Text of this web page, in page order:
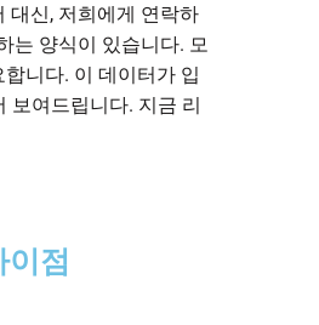
대신, 저희에게 연락하
는 양식이 있습니다. 모
니다. 이 데이터가 입
보여드립니다. 지금 리
점